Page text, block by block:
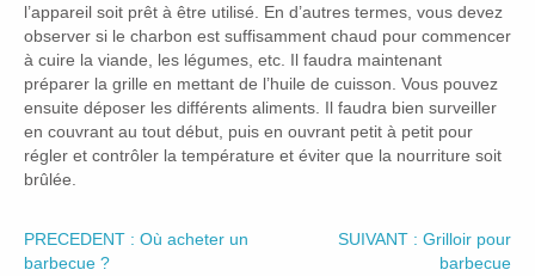
l’appareil soit prêt à être utilisé. En d’autres termes, vous devez
observer si le charbon est suffisamment chaud pour commencer
à cuire la viande, les légumes, etc. Il faudra maintenant
préparer la grille en mettant de l’huile de cuisson. Vous pouvez
ensuite déposer les différents aliments. Il faudra bien surveiller
en couvrant au tout début, puis en ouvrant petit à petit pour
régler et contrôler la température et éviter que la nourriture soit
brûlée.
PRECEDENT : Où acheter un
barbecue ?
SUIVANT : Grilloir pour
barbecue